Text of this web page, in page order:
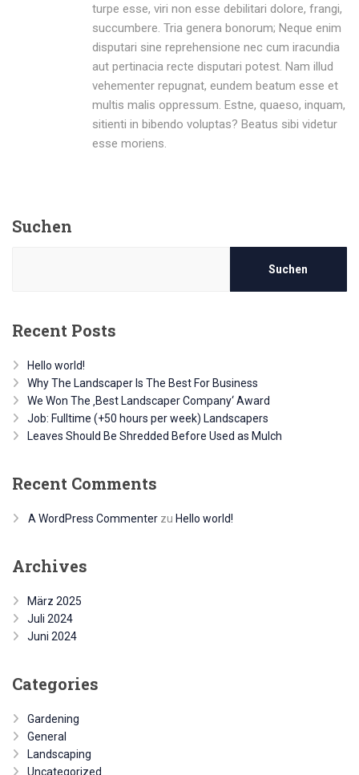
turpe esse, viri non esse debilitari dolore, frangi,
succumbere. Tria genera bonorum; Neque enim
disputari sine reprehensione nec cum iracundia
aut pertinacia recte disputari potest. Nam illud
vehementer repugnat, eundem beatum esse et
multis malis oppressum. Estne, quaeso, inquam,
sitienti in bibendo voluptas? Beatus sibi videtur
esse moriens.
Suchen
Suchen
Recent Posts
Hello world!
Why The Landscaper Is The Best For Business
We Won The ‚Best Landscaper Company‘ Award
Job: Fulltime (+50 hours per week) Landscapers
Leaves Should Be Shredded Before Used as Mulch
Recent Comments
A WordPress Commenter zu Hello world!
Archives
März 2025
Juli 2024
Juni 2024
Categories
Gardening
General
Landscaping
Uncategorized